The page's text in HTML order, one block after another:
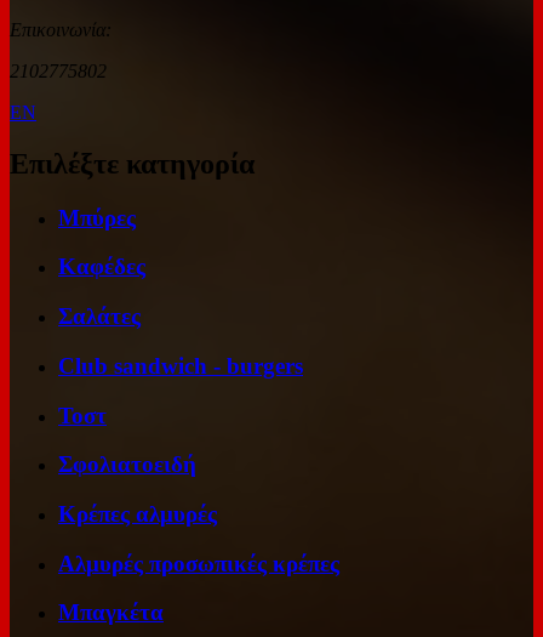
Επικοινωνία:
2102775802
EN
Επιλέξτε κατηγορία
Μπύρες
Καφέδες
Σαλάτες
Club sandwich - burgers
Τοστ
Σφολιατοειδή
Κρέπες αλμυρές
Αλμυρές προσωπικές κρέπες
Μπαγκέτα